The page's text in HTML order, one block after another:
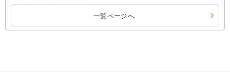
一覧ページへ